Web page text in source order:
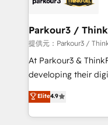
companies scale faster and
Demand generation for all
you invest in 100%
growth and
transformation
implement
Parkour3 /
提供元：Parkour3 /
At Parkour3 &
developing their
technologies and
sales processes to
from Strategy to
Elite4.9